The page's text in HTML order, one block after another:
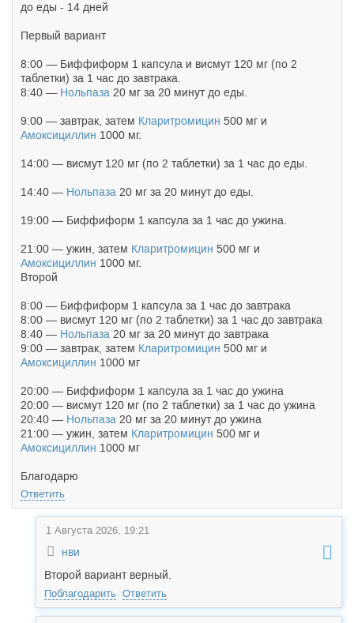
до еды - 14 дней
Первый вариант
8:00 — Биффиформ 1 капсула и висмут 120 мг (по 2
таблетки) за 1 час до завтрака.
8:40 — Нольпаза 20 мг за 20 минут до еды.
9:00 — завтрак, затем Кларитромицин 500 мг и
Амоксициллин 1000 мг.
14:00 — висмут 120 мг (по 2 таблетки) за 1 час до еды.
14:40 — Нольпаза 20 мг за 20 минут до еды.
19:00 — Биффиформ 1 капсула за 1 час до ужина.
21:00 — ужин, затем Кларитромицин 500 мг и
Амоксициллин 1000 мг.
Второй
8:00 — Биффиформ 1 капсула за 1 час до завтрака
8:00 — висмут 120 мг (по 2 таблетки) за 1 час до завтрака
8:40 — Нольпаза 20 мг за 20 минут до завтрака
9:00 — завтрак, затем Кларитромицин 500 мг и
Амоксициллин 1000 мг
20:00 — Биффиформ 1 капсула за 1 час до ужина
20:00 — висмут 120 мг (по 2 таблетки) за 1 час до ужина
20:40 — Нольпаза 20 мг за 20 минут до ужина
21:00 — ужин, затем Кларитромицин 500 мг и
Амоксициллин 1000 мг
Благодарю
Ответить
1 Августа 2026, 19:21
нви
Второй вариант верный.
Поблагодарить Ответить